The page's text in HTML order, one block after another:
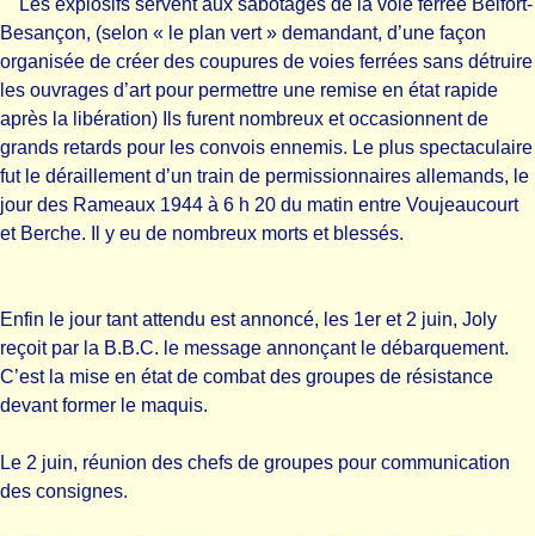
Les explosifs servent aux sabotages de la voie ferrée Belfort-
Besançon, (selon « le plan vert » demandant, d’une façon
organisée de créer des coupures de voies ferrées sans détruire
les ouvrages d’art pour permettre une remise en état rapide
après la libération) Ils furent nombreux et occasionnent de
grands retards pour les convois ennemis. Le plus spectaculaire
fut le déraillement d’un train de permissionnaires allemands, le
jour des Rameaux 1944 à 6 h 20 du matin entre Voujeaucourt
et Berche. Il y eu de nombreux morts et blessés.
Enfin le jour tant attendu est annoncé, les 1er et 2 juin, Joly
reçoit par la B.B.C. le message annonçant le débarquement.
C’est la mise en état de combat des groupes de résistance
devant former le maquis.
Le 2 juin, réunion des chefs de groupes pour communication
des consignes.